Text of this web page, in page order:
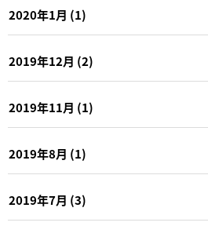
2020年1月 (1)
2019年12月 (2)
2019年11月 (1)
2019年8月 (1)
2019年7月 (3)